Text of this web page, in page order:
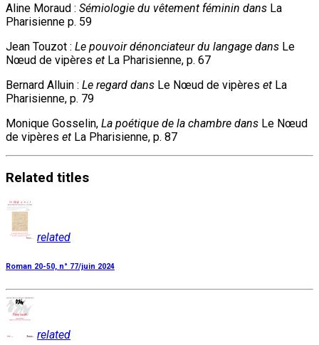
Aline Moraud : Sémiologie du vêtement féminin dans La
Pharisienne p. 59
Jean Touzot : Le pouvoir dénonciateur du langage dans Le
Nœud de vipères et La Pharisienne, p. 67
Bernard Alluin : Le regard dans Le Nœud de vipères et La
Pharisienne, p. 79
Monique Gosselin, La poétique de la chambre dans Le Nœud
de vipères et La Pharisienne, p. 87
Related titles
related
Roman 20-50, n° 77/juin 2024
related